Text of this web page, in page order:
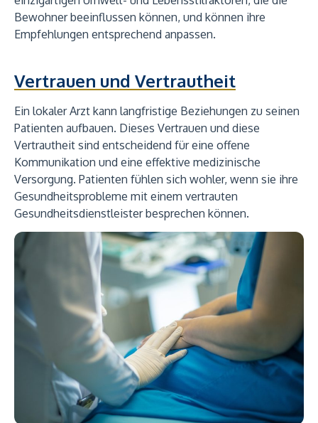
Bewohner beeinflussen können, und können ihre
Empfehlungen entsprechend anpassen.
Vertrauen und Vertrautheit
Ein lokaler Arzt kann langfristige Beziehungen zu seinen
Patienten aufbauen. Dieses Vertrauen und diese
Vertrautheit sind entscheidend für eine offene
Kommunikation und eine effektive medizinische
Versorgung. Patienten fühlen sich wohler, wenn sie ihre
Gesundheitsprobleme mit einem vertrauten
Gesundheitsdienstleister besprechen können.